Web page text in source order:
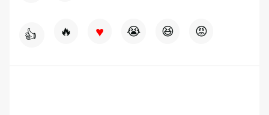
👍 🔥 ♥ 😭 😆 😡